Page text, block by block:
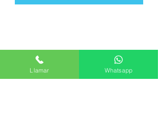
Formulario de suscripción
Llamar Whatsapp